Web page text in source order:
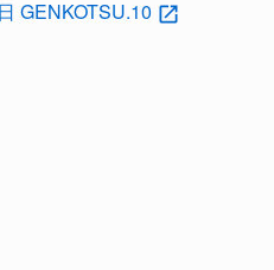
GENKOTSU.10